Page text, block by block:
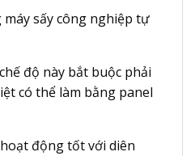
máy sấy công nghiệp tự
độ này bắt buộc phải
có thể làm bằng panel
động tốt với diên